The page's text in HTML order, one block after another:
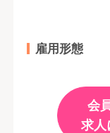
雇用形態
会
求人